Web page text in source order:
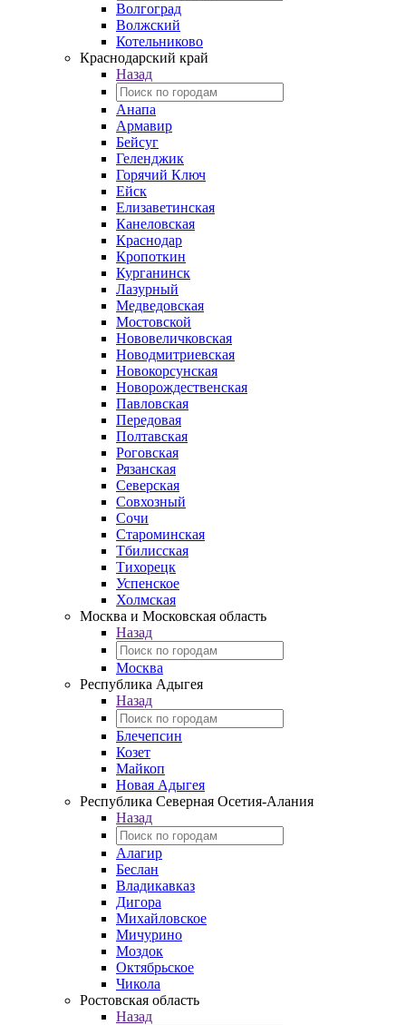
Волгоград
Волжский
Котельниково
Краснодарский край
Назад
Анапа
Армавир
Бейсуг
Геленджик
Горячий Ключ
Ейск
Елизаветинская
Канеловская
Краснодар
Кропоткин
Курганинск
Лазурный
Медведовская
Мостовской
Нововеличковская
Новодмитриевская
Новокорсунская
Новорождественская
Павловская
Передовая
Полтавская
Роговская
Рязанская
Северская
Совхозный
Сочи
Староминская
Тбилисская
Тихорецк
Успенское
Холмская
Москва и Московская область
Назад
Москва
Республика Адыгея
Назад
Блечепсин
Козет
Майкоп
Новая Адыгея
Республика Северная Осетия-Алания
Назад
Алагир
Беслан
Владикавказ
Дигора
Михайловское
Мичурино
Моздок
Октябрьское
Чикола
Ростовская область
Назад